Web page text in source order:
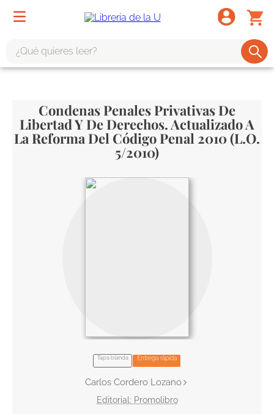
Condenas Penales Privativas De
Libertad Y De Derechos. Actualizado A
La Reforma Del Código Penal 2010 (L.O.
5/2010)
Tapa blanda Entrega rápida
Carlos Cordero Lozano
Promolibro
2.
tote bag -
3 .
harry potter
edición especial